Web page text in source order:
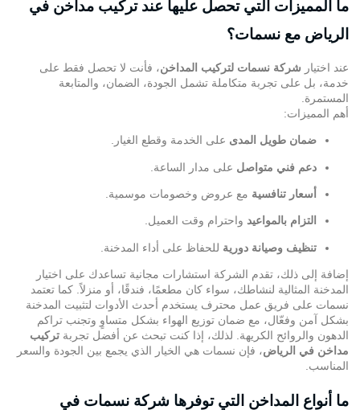
ما المميزات التي تحصل عليها عند تركيب مداخن في
الرياض مع نسمات؟
عند اختيار شركة نسمات لتركيب المداخن، فأنت لا تحصل فقط على
خدمة، بل على تجربة متكاملة تشمل الجودة، الضمان، والمتابعة
المستمرة.
أهم المميزات:
ضمان طويل المدى على الخدمة وقطع الغيار.
دعم فني متواصل على مدار الساعة.
أسعار تنافسية مع عروض وخصومات موسمية.
التزام بالمواعيد واحترام وقت العميل.
تنظيف وصيانة دورية للحفاظ على أداء المدخنة.
إضافة إلى ذلك، تقدم الشركة استشارات مجانية تساعدك على اختيار
المدخنة المثالية لنشاطك، سواء كان مطعمًا، فندقًا، أو منزلاً. كما تعتمد
نسمات على فريق عمل محترف يستخدم أحدث الأدوات لتثبيت المدخنة
بشكل آمن وفعّال، مع ضمان توزيع الهواء بشكل متساوٍ وتجنب تراكم
الدهون والروائح الكريهة. لذلك، إذا كنت تبحث عن أفضل تجربة تركيب
مداخن في الرياض، فإن نسمات هي الخيار الذي يجمع بين الجودة والسعر
المناسب.
ما أنواع المداخن التي توفرها شركة نسمات في